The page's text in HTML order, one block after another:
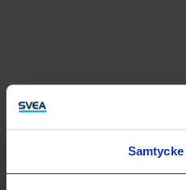
Samtycke